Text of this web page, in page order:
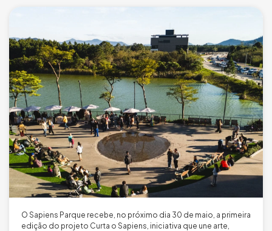
O Sapiens Parque recebe, no próximo dia 30 de maio, a primeira
edição do projeto Curta o Sapiens, iniciativa que une arte,